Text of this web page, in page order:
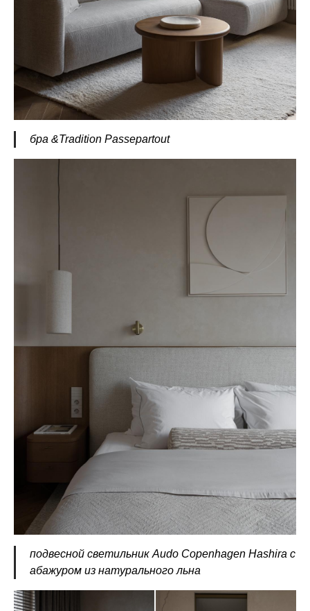
бра &Tradition Passepartout
подвесной светильник Audo Сopenhagen Hashira с
абажуром из натурального льна